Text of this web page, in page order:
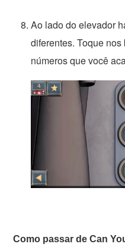
Ao lado do elevador
diferentes. Toque
números que você
Como passar de Can